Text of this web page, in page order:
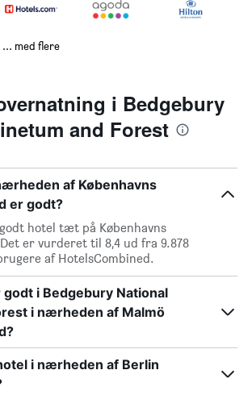
... med flere
i Bedgebury
and Forest
af Københavns
er godt?
hotel tæt på Københavns
er vurderet til 8,4 ud fra 9.878
af HotelsCombined.
i Bedgebury National
i nærheden af Malmö
i nærheden af Berlin